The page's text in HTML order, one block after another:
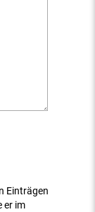
Einträgen
er im